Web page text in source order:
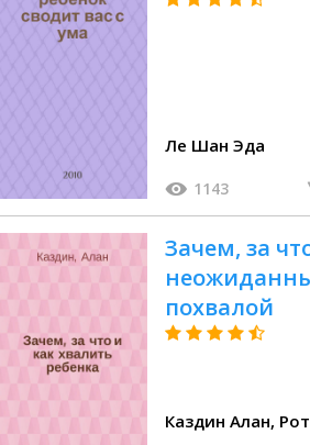
Ле Шан Эда
1143
Зачем, за
похвалой